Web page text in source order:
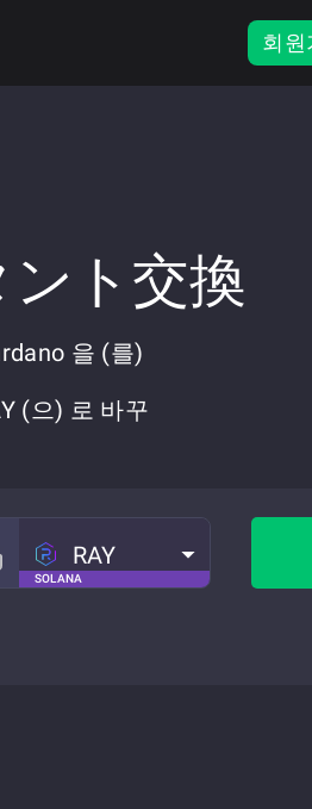
회원
ント交換
을 (를)
(으) 로 바꾸
SOLANA
RAY